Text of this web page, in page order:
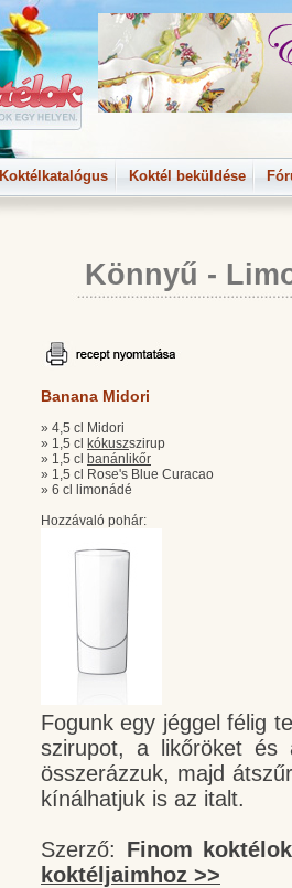
Koktélkatalógus Koktél beküldése
Könnyű -
Banana Midori
» 4,5 cl Midori
» 1,5 cl kókuszszirup
» 1,5 cl banánlikőr
» 1,5 cl Rose's Blue Curacao
» 6 cl limonádé
Hozzávaló pohár:
Fogunk egy jéggel félig
szirupot, a likőröket és
összerázzuk, majd
kínálhatjuk is az italt.
Szerző: Finom koktélok
koktéljaimhoz >>